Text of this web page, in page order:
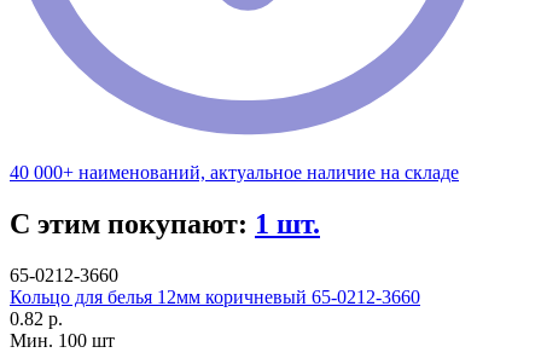
40 000+ наименований, актуальное наличие на складе
С этим покупают: 1 шт.
65-0212-3660
Кольцо для белья 12мм коричневый 65-0212-3660
0.82 р.
Мин. 100 шт